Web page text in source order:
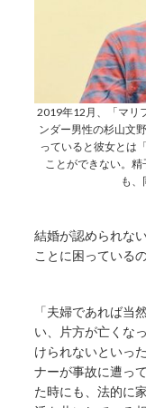
2019年12月、「マリ
ンダー男性の杉山文
っていると彼女とは
ことができない。
も
結婚が認められな
ことに困っている
「夫婦であれば当
い、片方が亡くな
けられないといっ
ナーが事故に遭っ
た時にも、法的に